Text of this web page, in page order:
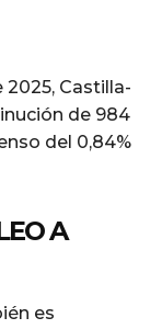
Castilla-
de 984
del 0,84%
A
es